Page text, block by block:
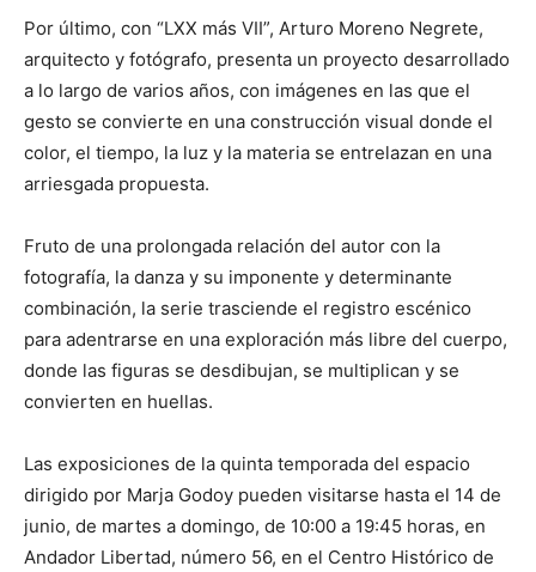
Por último, con “LXX más VII”, Arturo Moreno Negrete,
arquitecto y fotógrafo, presenta un proyecto desarrollado
a lo largo de varios años, con imágenes en las que el
gesto se convierte en una construcción visual donde el
color, el tiempo, la luz y la materia se entrelazan en una
arriesgada propuesta.
Fruto de una prolongada relación del autor con la
fotografía, la danza y su imponente y determinante
combinación, la serie trasciende el registro escénico
para adentrarse en una exploración más libre del cuerpo,
donde las figuras se desdibujan, se multiplican y se
convierten en huellas.
Las exposiciones de la quinta temporada del espacio
dirigido por Marja Godoy pueden visitarse hasta el 14 de
junio, de martes a domingo, de 10:00 a 19:45 horas, en
Andador Libertad, número 56, en el Centro Histórico de